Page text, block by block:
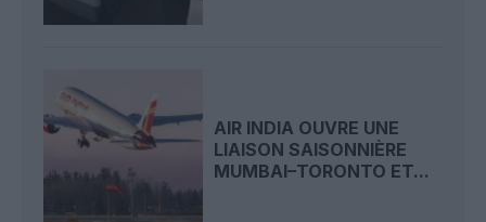
AIR INDIA OUVRE UNE
LIAISON SAISONNIÈRE
MUMBAI–TORONTO ET...